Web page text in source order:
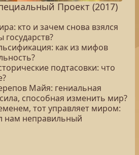
Проект (2017)
кто и зачем снова взялся
государств?
как из мифов
подтасовки: что
Майя: гениальная
способная изменить мир?
тот управляет миром:
нам неправильный